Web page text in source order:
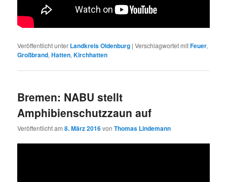
Veröffentlicht unter Landkreis Oldenburg |Verschlagwortet mitFeuer,
Großbrand,Hatten,Kirchhatten
Bremen: NABU stellt
Amphibienschutzzaun auf
Veröffentlicht am8. März 2016vonThomas Lindemann